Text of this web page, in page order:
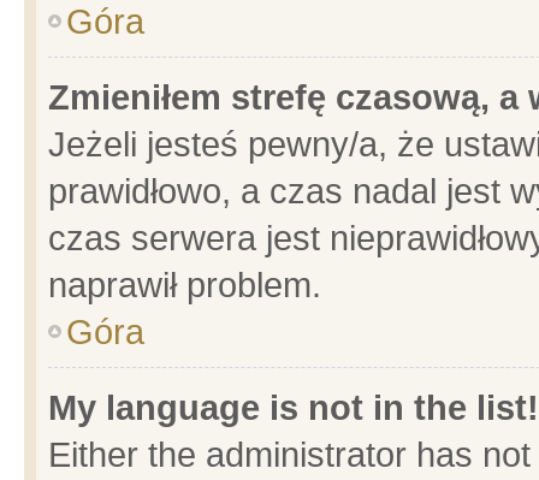
Góra
Zmieniłem strefę czasową,
Jeżeli jesteś pewny/a, że
prawidłowo, a czas nadal jest
czas serwera jest
naprawił problem.
Góra
My language is not in the list!
Either the administrator has